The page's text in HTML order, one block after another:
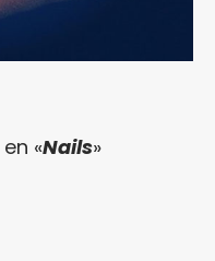
en «Nails»